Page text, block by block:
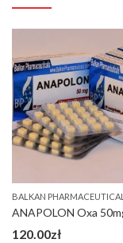
BALKAN PHARMACEUTICAL
120.00zł